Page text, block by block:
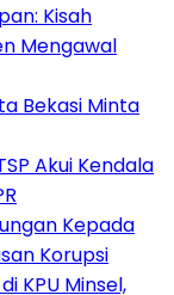
Kisah
Mengawal
Bekasi Minta
Akui Kendala
Kepada
Korupsi
KPU Minsel,